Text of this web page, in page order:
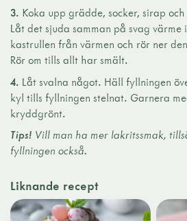
3. Koka upp grädde, socker, sirap
Låt det sjuda samman på svag värme
kastrullen från värmen och rör ner
Rör om tills allt har smält.
4. Låt svalna något. Häll fyllningen
kyl tills fyllningen stelnat. Garnera
kryddgrönt.
Tips! Vill man ha mer lakritssmak,
fyllningen också.
Liknande recept